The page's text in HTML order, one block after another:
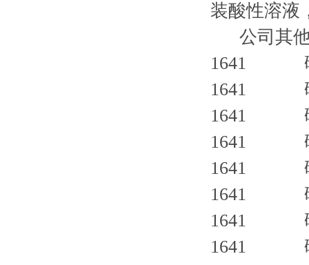
装酸性溶液
公司其他
1641 碱
1641 碱
1641 碱
1641 碱
1641 碱
1641 碱
1641 碱
1641 碱